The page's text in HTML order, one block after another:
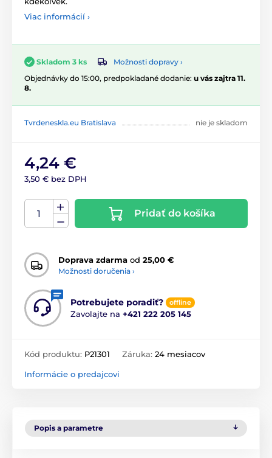
Viac informácií ›
Skladom 3 ks
Možnosti dopravy ›
Objednávky do 15:00, predpokladané dodanie: u vás zajtra 11.
8.
Tvrdeneskla.eu Bratislava nie je skladom
4,24 €
3,50 € bez DPH
Pridať do košíka
Doprava zdarma od 25,00 €
Možnosti doručenia ›
Potrebujete poradiť? offline
Zavolajte na +421 222 205 145
Kód produktu: P21301 Záruka: 24 mesiacov
Informácie o predajcovi
Popis a parametre